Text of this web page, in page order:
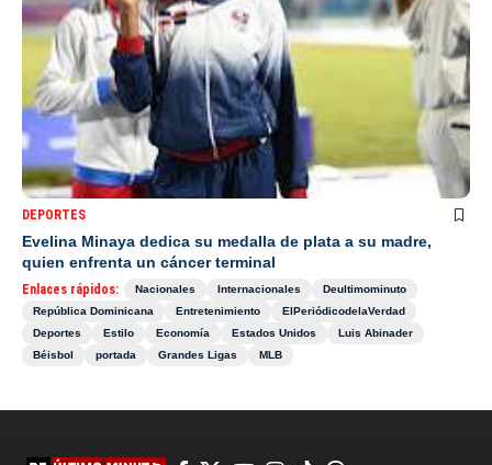
DEPORTES
Evelina Minaya dedica su medalla de plata a su madre,
quien enfrenta un cáncer terminal
Enlaces rápidos: Nacionales Internacionales
Deultimominuto
República Dominicana
Entretenimiento
ElPeriódicodelaVerdad
Deportes
Estilo Economía Estados Unidos
Luis Abinader
Béisbol
portada Grandes Ligas MLB